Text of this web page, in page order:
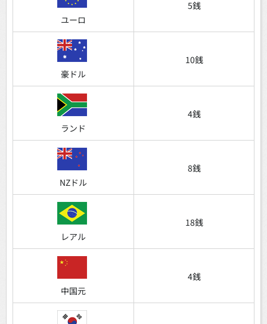
ユーロ
5銭
豪ドル
10銭
ランド
4銭
NZドル
8銭
レアル
18銭
中国元
4銭